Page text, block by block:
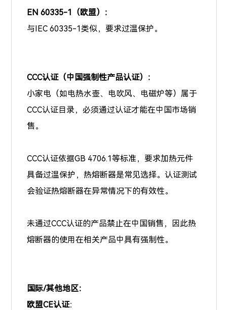
EN 60335-1（欧盟）：
与IEC 60335-1类似，要求过温保护。
CCC认证（中国强制性产品认证）：
小家电（如电热水壶、电吹风、电磁炉等）属于
CCC认证目录，必须通过认证才能在中国市场销
售。
CCC认证依据GB 4706.1等标准，要求加热元件
具备过温保护，热熔断器是常见选择。认证测试
会验证热熔断器在异常情况下的有效性。
未通过CCC认证的产品禁止在中国销售，因此热
熔断器的使用在相关产品中具有强制性。
国际/其他地区：
欧盟CE认证：